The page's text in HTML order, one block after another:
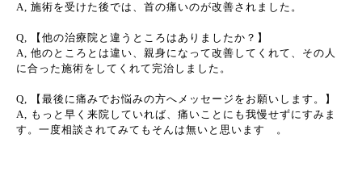
A, 施術を受けた後では、首の痛いのが改善されました。
Q, 【他の治療院と違うところはありましたか？】
A, 他のところとは違い、親身になって改善してくれて、その人
に合った施術をしてくれて完治しました。
Q, 【最後に痛みでお悩みの方へメッセージをお願いします。】
A, もっと早く来院していれば、痛いことにも我慢せずにすみま
す。一度相談されてみてもそんは無いと思います 。